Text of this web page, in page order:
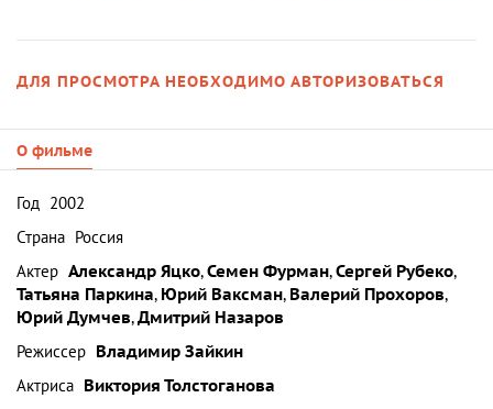
ДЛЯ ПРОСМОТРА НЕОБХОДИМО АВТОРИЗОВАТЬСЯ
О фильме
Год 2002
Страна Россия
Актер Александр Яцко,Семен Фурман,Сергей Рубеко,
Татьяна Паркина, Юрий Ваксман, Валерий Прохоров,
Юрий Думчев,Дмитрий Назаров
Режиссер Владимир Зайкин
Актриса Виктория Толстоганова